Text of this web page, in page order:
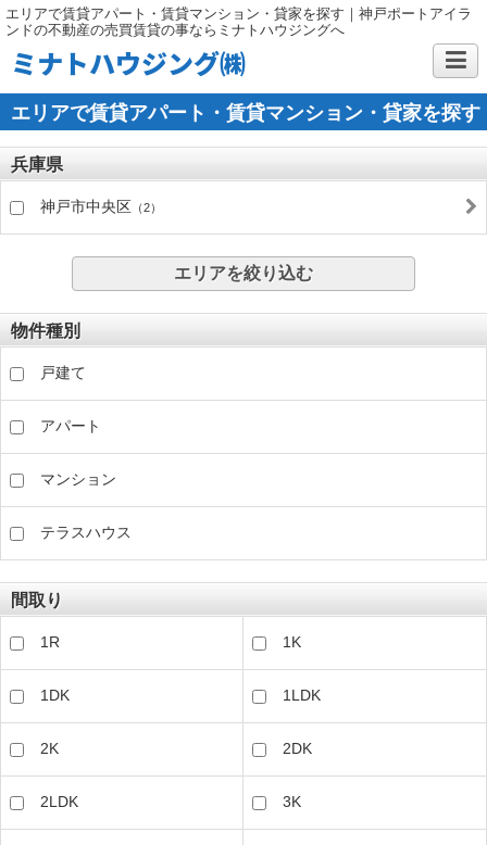
エリアで賃貸アパート・賃貸マンション・貸家を探す｜神戸ポートアイラ
ンドの不動産の売買賃貸の事ならミナトハウジングへ
ミナトハウジング㈱
エリアで賃貸アパート・賃貸マンション・貸家を探す
兵庫県
神戸市中央区 （2）
エリアを絞り込む
物件種別
戸建て
アパート
マンション
テラスハウス
間取り
1R 1K
1DK 1LDK
2K 2DK
2LDK 3K